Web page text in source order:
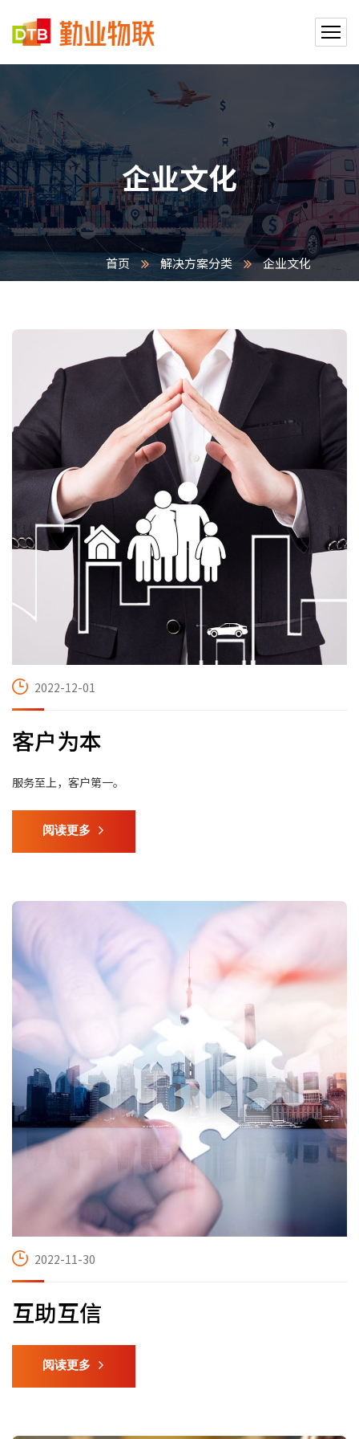
企业文化
首页 解决方案分类 企业文化
2022-12-01
客户为本
服务至上，客户第一。
阅读更多
2022-11-30
互助互信
阅读更多